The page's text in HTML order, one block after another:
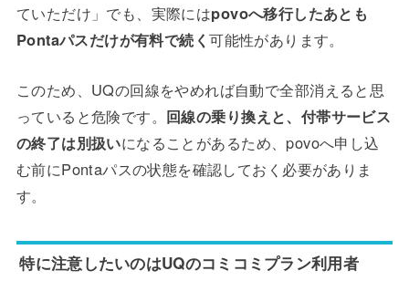
ていただけ」でも、実際にはpovoへ移行したあとも
Pontaパスだけが有料で続く可能性があります。
このため、UQの回線をやめれば自動で全部消えると思
っていると危険です。 回線の乗り換えと、付帯サービス
の終了は別扱いになることがあるため、povoへ申し込
む前にPontaパスの状態を確認しておく必要がありま
す。
特に注意したいのはUQのコミコミプラン利用者